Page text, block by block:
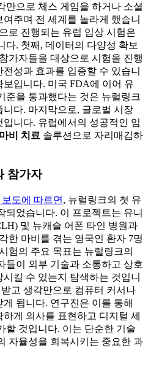
만으로 체스 게임을 하거나 소셜
주며 전 세계를 놀라게 했습니
로 진행되는 유럽 임상 시험은
다. 첫째, 데이터의 다양성 확보
가자들을 대상으로 시험을 진행
성과 효과를 입증할 수 있습니
입니다. 미국 FDA에 이어 유
준을 통과했다는 것은 뉴럴링크
다. 마지막으로, 글로벌 시장
니다. 유럽에서의 성공적인 임
마비 치료 솔루션으로 자리매김하
참가자
도에 따르면 , 뉴럴링크의 첫 유
되었습니다. 이 프로젝트는 유니
및 뉴캐슬 어폰 타인 병원과
한 마비를 겪는 영국인 환자 7명
험의 주요 목표는 뉴럴링크의
들이 외부 기술과 소통하고 상호
킬 수 있는지 탐색하는 것입니
고 생각만으로 컴퓨터 커서나
됩니다. 연구진은 이를 통해
게 의사를 표현하고 디지털 세
할 것입니다. 이는 단순한 기술
자율성을 회복시키는 중요한 과